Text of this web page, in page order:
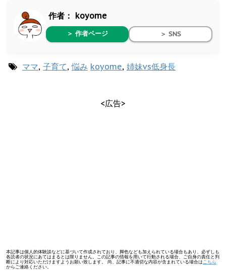
作者： koyome
＞ 作者ページ ＞ SNS
ママ, 子育て,悩み koyome, 姉妹vs低身長
<広告>
本記事は個人的体験談などに基づいて作成されており、脚色なども加えられている場合もあり、必ずしも
各読者の状況にあてはまるとは限りません。この記事の情報を用いて行動される場合、ご自身の責任と判
断により対応いただけますようお願い致します。 尚、記事に不適切な内容が含まれている場合は こちら
からご連絡ください。